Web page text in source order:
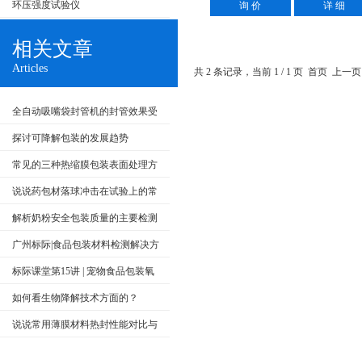
环压强度试验仪
相关文章
Articles
全自动吸嘴袋封管机的封管效果受
哪些因素影响？
探讨可降解包装的发展趋势
常见的三种热缩膜包装表面处理方
说说药包材落球冲击在试验上的常
见标准及注意事项
解析奶粉安全包装质量的主要检测
项目广州标际|食品包装材料检测解决方
标际课堂第15讲 | 宠物食品包装氧
气透过率的测试方法
如何看生物降解技术方面的？
说说常用薄膜材料热封性能对比与
询 价 详 细
共 2 条记录，当前 1 / 1 页 首页 上一